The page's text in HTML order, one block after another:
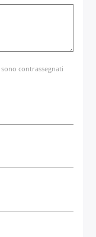
contrassegnati